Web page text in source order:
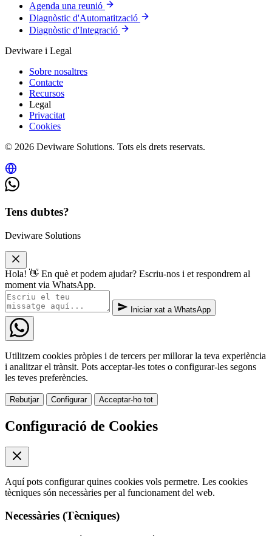
Agenda una reunió
Diagnòstic d'Automatització
Diagnòstic d'Integració
Deviware i Legal
Sobre nosaltres
Contacte
Recursos
Legal
Privacitat
Cookies
© 2026 Deviware Solutions. Tots els drets reservats.
Tens dubtes?
Deviware Solutions
Hola! 👋 En què et podem ajudar? Escriu-nos i et respondrem al
moment via WhatsApp.
Iniciar xat a WhatsApp
Utilitzem cookies pròpies i de tercers per millorar la teva experiència
i analitzar el trànsit. Pots acceptar-les totes o configurar-les segons
les teves preferències.
Rebutjar Configurar Acceptar-ho tot
Configuració de Cookies
Aquí pots configurar quines cookies vols permetre. Les cookies
tècniques són necessàries per al funcionament del web.
Necessàries (Tècniques)